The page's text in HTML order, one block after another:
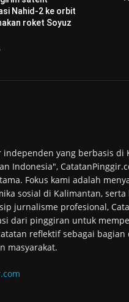
Nahid-2 ke orbit
roket Soyuz
yang berbasis
Indonesia",
Fokus kami adalah
sosial di Kalimantan,
jurnalisme profesional,
dari pinggiran untuk
reflektif sebagai
masyarakat.